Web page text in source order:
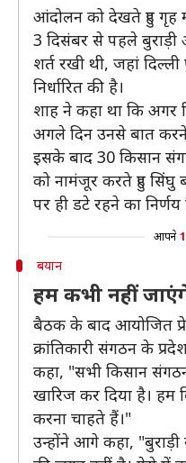
आंदोलन को देखते हुए गृह
3 दिसंबर से पहले
शर्त रखी थी, जहां
निर्धारित की है।
शाह ने कहा था कि अगर
अगले दिन उनसे बात
इसके बाद 30 किसान
को नामंजूर करते हुए सिंघु
पर ही डटे रहने का निर्णय
आपने
बयान
हम कभी नहीं
बैठक के बाद आयोजित
क्रांतिकारी संगठन के
कहा, "सभी किसान
खारिज कर दिया है। हम
करना चाहते हैं।"
उन्होंने आगे कहा,